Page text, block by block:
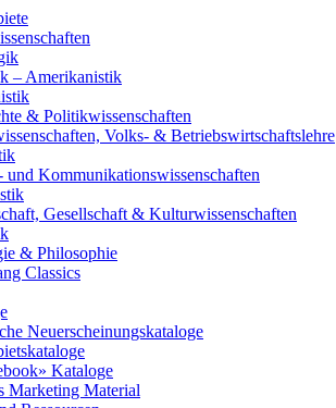
– Amerikanistik
& Politikwissenschaften
Volks- & Betriebswirtschaftslehre
und Kommunikationswissenschaften
Gesellschaft & Kulturwissenschaften
& Philosophie
Classics
Neuerscheinungskataloge
Kataloge
Marketing Material